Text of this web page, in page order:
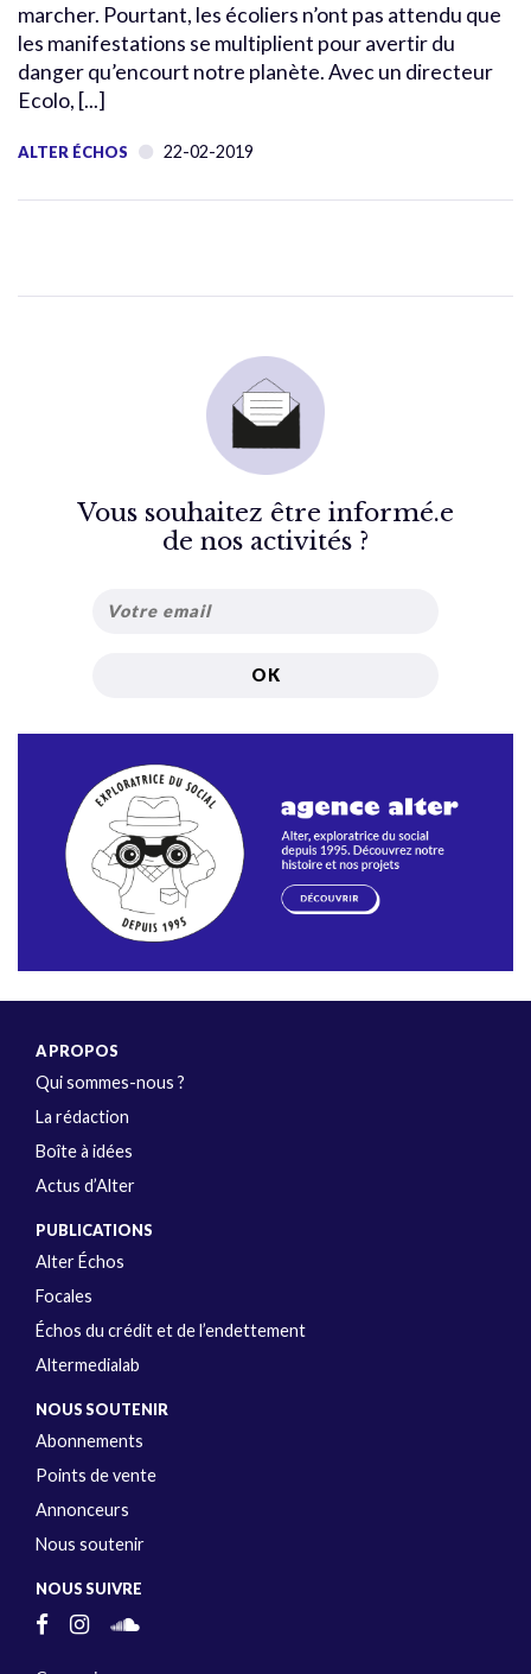
marcher. Pourtant, les écoliers n’ont pas attendu que
les manifestations se multiplient pour avertir du
danger qu’encourt notre planète. Avec un directeur
Ecolo, [...]
ALTER ÉCHOS 22-02-2019
Vous souhaitez être informé.e
de nos activités ?
A PROPOS
Qui sommes-nous ?
La rédaction
Boîte à idées
Actus d’Alter
PUBLICATIONS
Alter Échos
Focales
Échos du crédit et de l’endettement
Altermedialab
NOUS SOUTENIR
Abonnements
Points de vente
Annonceurs
Nous soutenir
NOUS SUIVRE